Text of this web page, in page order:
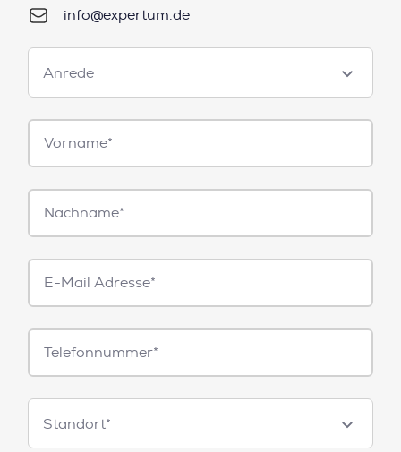
info@expertum.de
Anrede
Anrede
Vorname*
Nachname*
E-
Mail*
Telefonnummer
Standorte
Standort*